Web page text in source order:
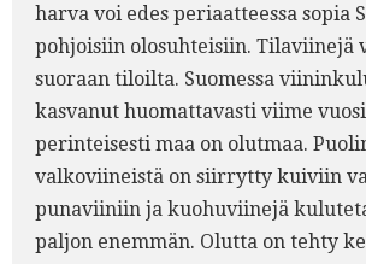
harva voi edes periaatteessa sopia
pohjoisiin olosuhteisiin. Tilaviinejä
suoraan tiloilta. Suomessa
kasvanut huomattavasti viime
perinteisesti maa on olutmaa.
valkoviineistä on siirrytty kuiviin
punaviiniin ja kuohuviinejä
paljon enemmän. Olutta on tehty